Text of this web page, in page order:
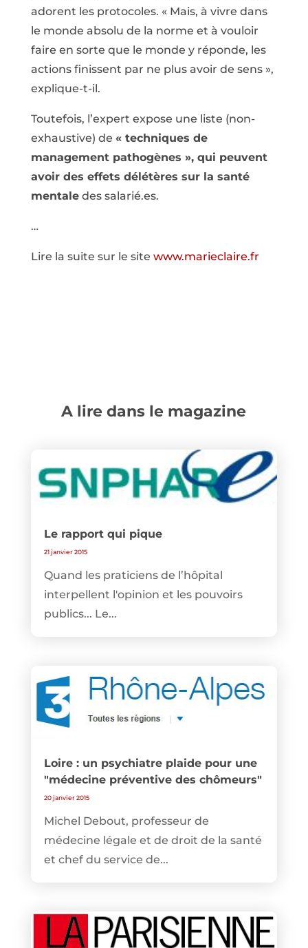
adorent les protocoles. « Mais, à vivre dans
le monde absolu de la norme et à vouloir
faire en sorte que le monde y réponde, les
actions finissent par ne plus avoir de sens »,
explique-t-il.
Toutefois, l’expert expose une liste (non-
exhaustive) de « techniques de
management pathogènes », qui peuvent
avoir des effets délétères sur la santé
mentaledes salarié.es.
…
Lire la suite sur le site www.marieclaire.fr
A lire dans le magazine
Le rapport qui pique
21 janvier 2015
Quand les praticiens de l’hôpital
interpellent l'opinion et les pouvoirs
publics... Le...
Loire : un psychiatre plaide pour une
"médecine préventive des chômeurs"
20 janvier 2015
Michel Debout, professeur de
médecine légale et de droit de la santé
et chef du service de...